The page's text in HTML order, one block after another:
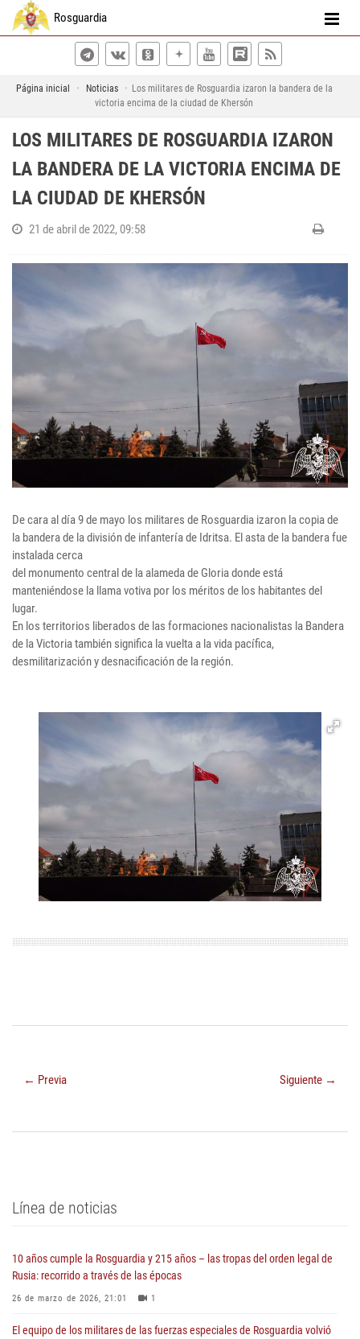
Rosguardia
Página inicial Noticias
Los militares de Rosguardia izaron la bandera de la
victoria encima de la ciudad de Khersón
LOS MILITARES DE ROSGUARDIA IZARON
LA BANDERA DE LA VICTORIA ENCIMA DE
LA CIUDAD DE KHERSÓN
21 de abril de 2022, 09:58
De cara al día 9 de mayo los militares de Rosguardia izaron la copia de
la bandera de la división de infantería de Idritsa. El asta de la bandera fue
instalada cerca
del monumento central de la alameda de Gloria donde está
manteniéndose la llama votiva por los méritos de los habitantes del
lugar.
En los territorios liberados de las formaciones nacionalistas la Bandera
de la Victoria también significa la vuelta a la vida pacífica,
desmilitarización y desnacificación de la región.
← Previa Siguiente →
Línea de noticias
10 años cumple la Rosguardia y 215 años – las tropas del orden legal de
Rusia: recorrido a través de las épocas
26 de marzo de 2026, 21:01 1
El equipo de los militares de las fuerzas especiales de Rosguardia volvió